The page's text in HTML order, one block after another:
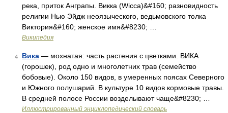
река, приток Анграпы. Викка (Wicca)&#160; разновидность
религии Нью Эйдж неоязыческого, ведьмовского толка
Виктория&#160; женское имя&#8230; …
Википедия
4 Вика — мохнатая: часть растения с цветками. ВИКА
(горошек), род одно и многолетних трав (семейство
бобовые). Около 150 видов, в умеренных поясах Северного
и Южного полушарий. В культуре 10 видов кормовые травы.
В средней полосе России возделывают чаще&#8230; …
Иллюстрированный энциклопедический словарь